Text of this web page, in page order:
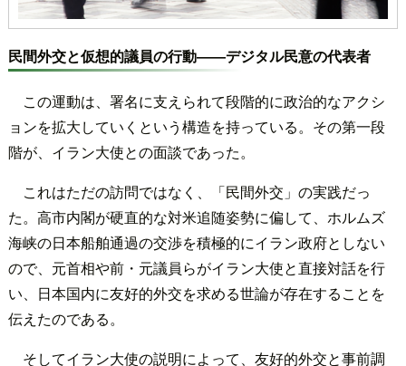
民間外交と仮想的議員の行動――デジタル民意の代表者
この運動は、署名に支えられて段階的に政治的なアクシ
ョンを拡大していくという構造を持っている。その第一段
階が、イラン大使との面談であった。
これはただの訪問ではなく、「民間外交」の実践だっ
た。高市内閣が硬直的な対米追随姿勢に偏して、ホルムズ
海峡の日本船舶通過の交渉を積極的にイラン政府としない
ので、元首相や前・元議員らがイラン大使と直接対話を行
い、日本国内に友好的外交を求める世論が存在することを
伝えたのである。
そしてイラン大使の説明によって、友好的外交と事前調